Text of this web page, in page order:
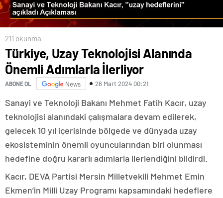
211 okunma
Türkiye, Uzay Teknolojisi Alanında
Önemli Adımlarla İlerliyor
ABONE OL News 26 Mart 2024 00:21
Sanayi ve Teknoloji Bakanı Mehmet Fatih Kacır, uzay
teknolojisi alanındaki çalışmalara devam edilerek,
gelecek 10 yıl içerisinde bölgede ve dünyada uzay
ekosisteminin önemli oyuncularından biri olunması
hedefine doğru kararlı adımlarla ilerlendiğini bildirdi.
Kacır, DEVA Partisi Mersin Milletvekili Mehmet Emin
Ekmen’in Milli Uzay Programı kapsamındaki hedeflere